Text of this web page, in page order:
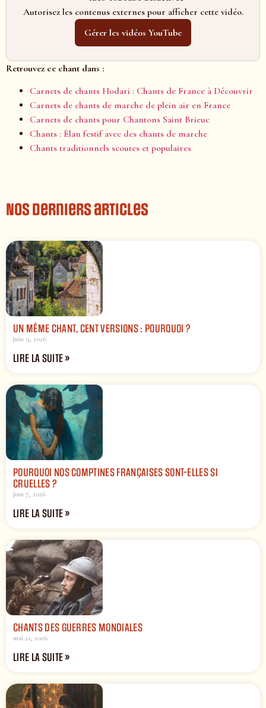
Autorisez les contenus externes pour afficher cette vidéo.
Gérer les vidéos YouTube
Retrouvez ce chant dans :
Carnets de chants Hodari : Chants de France à Découvrir
Carnets de chants de marche de plein air en France
Carnets de chants pour Chantons Saint Brieuc
Chants : Élan festif avec des chants de marche
Chants traditionnels scoutes et populaires
Nos derniers articles
UN MÊME CHANT, CENT VERSIONS : POURQUOI ?
juin 9, 2026
LIRE LA SUITE »
POURQUOI NOS COMPTINES FRANÇAISES SONT-ELLES SI
CRUELLES ?
juin 7, 2026
LIRE LA SUITE »
CHANTS DES GUERRES MONDIALES
mai 21, 2026
LIRE LA SUITE »